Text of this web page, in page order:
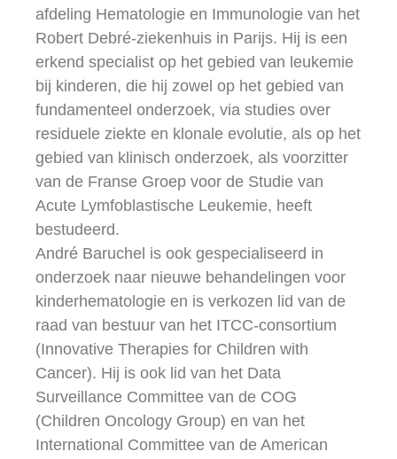
afdeling Hematologie en Immunologie van het
Robert Debré-ziekenhuis in Parijs. Hij is een
erkend specialist op het gebied van leukemie
bij kinderen, die hij zowel op het gebied van
fundamenteel onderzoek, via studies over
residuele ziekte en klonale evolutie, als op het
gebied van klinisch onderzoek, als voorzitter
van de Franse Groep voor de Studie van
Acute Lymfoblastische Leukemie, heeft
bestudeerd.
André Baruchel is ook gespecialiseerd in
onderzoek naar nieuwe behandelingen voor
kinderhematologie en is verkozen lid van de
raad van bestuur van het ITCC-consortium
(Innovative Therapies for Children with
Cancer). Hij is ook lid van het Data
Surveillance Committee van de COG
(Children Oncology Group) en van het
International Committee van de American